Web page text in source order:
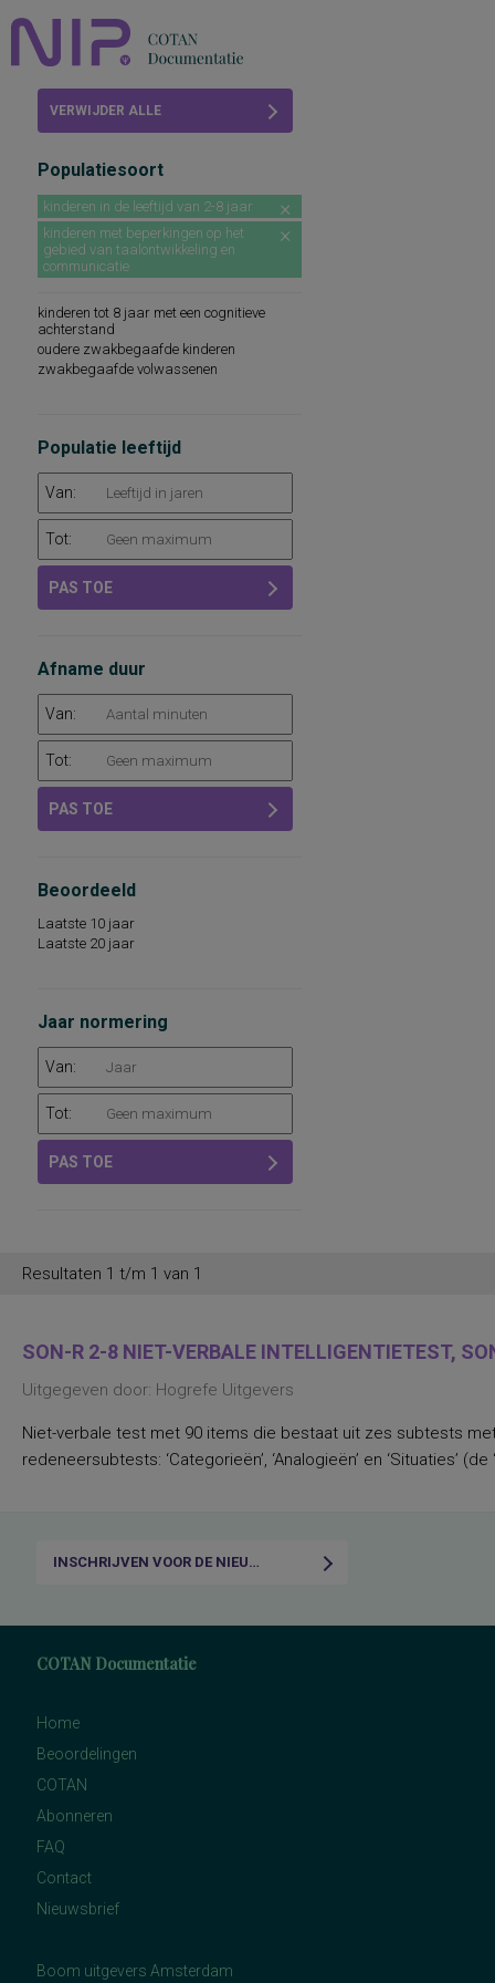
Abonneren
FAQ
VERWIJDER ALLE
Populatiesoort
kinderen in de leeftijd van 2-8 jaar
kinderen met beperkingen op het
gebied van taalontwikkeling en
communicatie
kinderen tot 8 jaar met een cognitieve
achterstand
oudere zwakbegaafde kinderen
zwakbegaafde volwassenen
Populatie leeftijd
Van:
Tot:
PAS TOE
Afname duur
Van:
Tot:
PAS TOE
Beoordeeld
Laatste 10 jaar
Laatste 20 jaar
Jaar normering
Van:
Tot:
PAS TOE
Resultaten 1 t/m 1 van 1
SON-R 2-8 NIET-VERBALE INTELLIGENTIETEST,
Uitgegeven door: Hogrefe Uitgevers
Niet-verbale test met 90 items die bestaat uit zes subtests
redeneersubtests: ‘Categorieën’, ‘Analogieën’ en ‘Situaties’
INSCHRIJVEN VOOR DE NIEUWSBRIEF
COTAN Documentatie
Home
Beoordelingen
COTAN
Abonneren
FAQ
Contact
Nieuwsbrief
Boom uitgevers Amsterdam